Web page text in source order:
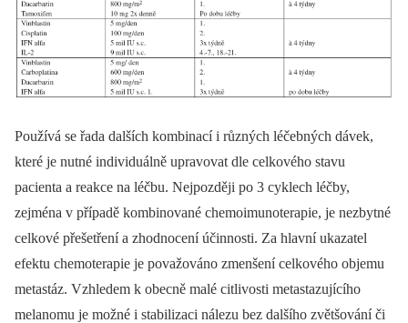
Používá se řada dalších kombinací i různých léčebných dávek,
které je nutné individuálně upravovat dle celkového stavu
pacienta a reakce na léčbu. Nejpozději po 3 cyklech léčby,
zejména v případě kombinované chemoimunoterapie, je nezbytné
celkové přešetření a zhodnocení účinnosti. Za hlavní ukazatel
efektu chemoterapie je považováno zmenšení celkového objemu
metastáz. Vzhledem k obecně malé citlivosti metastazujícího
melanomu je možné i stabilizaci nálezu bez dalšího zvětšování či